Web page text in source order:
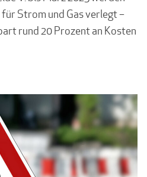
Strom und Gas verlegt –
rund 20 Prozent an Kosten